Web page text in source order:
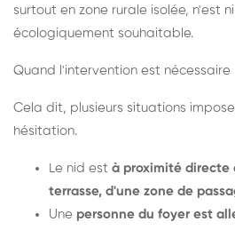
surtout en zone rurale isolée, n'est
écologiquement souhaitable.
Quand l'intervention est nécessaire
Cela dit, plusieurs situations
hésitation.
Le nid est à proximité directe
terrasse, d'une zone de
Une personne du foyer est